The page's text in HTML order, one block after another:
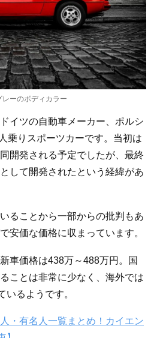
ーのボディカラー
イツの自動車メーカー、ポルシ
乗りスポーツカーです。当初は
開発される予定でしたが、最終
して開発されたという経緯があ
ることから一部からの批判もあ
安価な価格に収まっています。
車価格は438万～488万円。国
ことは非常に少なく、海外では
いるようです。
・有名人一覧まとめ！カイエン